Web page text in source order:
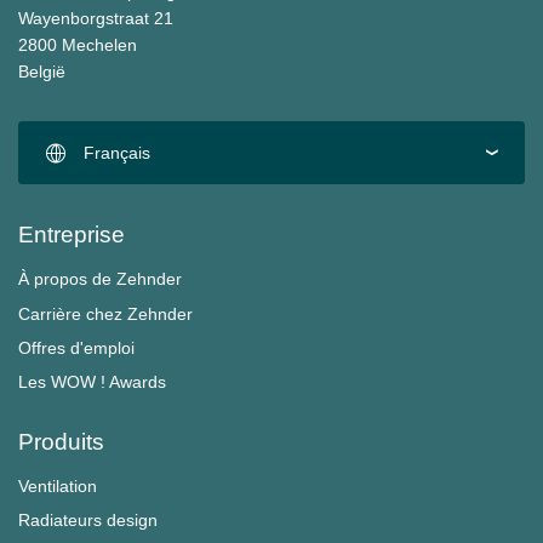
Wayenborgstraat 21
2800 Mechelen
België
Français
Entreprise
À propos de Zehnder
Carrière chez Zehnder
Offres d'emploi
Les WOW ! Awards
Produits
Ventilation
Radiateurs design